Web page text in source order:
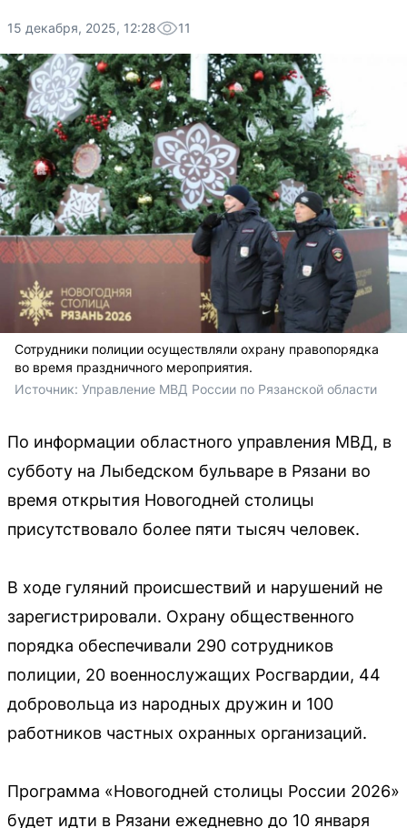
15 декабря, 2025, 12:28 11
Сотрудники полиции осуществляли охрану правопорядка
во время праздничного мероприятия.
Источник: Управление МВД России по Рязанской области
По информации областного управления МВД, в
субботу на Лыбедском бульваре в Рязани во
время открытия Новогодней столицы
присутствовало более пяти тысяч человек.
В ходе гуляний происшествий и нарушений не
зарегистрировали. Охрану общественного
порядка обеспечивали 290 сотрудников
полиции, 20 военнослужащих Росгвардии, 44
добровольца из народных дружин и 100
работников частных охранных организаций.
Программа «Новогодней столицы России 2026»
будет идти в Рязани ежедневно до 10 января